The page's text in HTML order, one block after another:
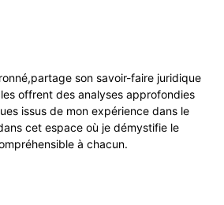
son savoir-faire juridique
offrent des analyses approfondies
issus de mon expérience dans le
cet espace où je démystifie le
à chacun.